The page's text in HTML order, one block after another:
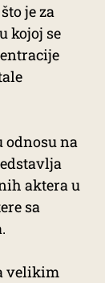
je za
kojoj se
odnosu na
aktera u
sa
velikim